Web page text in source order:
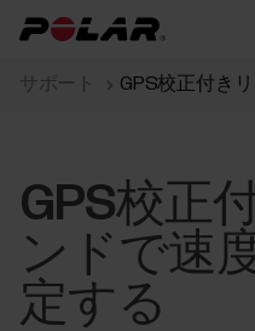
サポート GPS校正付き
GPS校正
ンドで速
定する